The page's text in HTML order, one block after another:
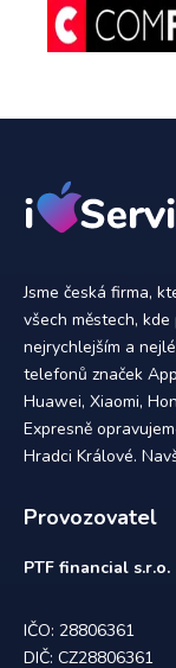
Jsme česká firma,
všech městech,
nejrychlejším a
telefonů značek
Huawei, Xiaomi,
Expresně
Hradci Králové.
Provozovatel
PTF financial s.r.o.
IČO: 28806361
DIČ: CZ28806361